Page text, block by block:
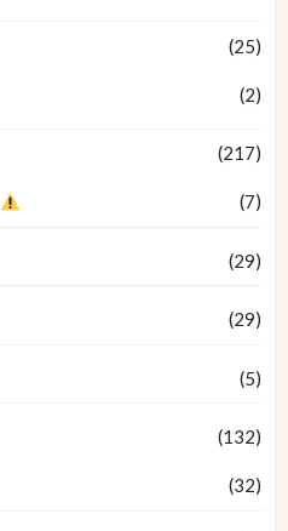
(25)
(2)
(217)
(7)
(29)
(29)
(5)
(132)
(32)